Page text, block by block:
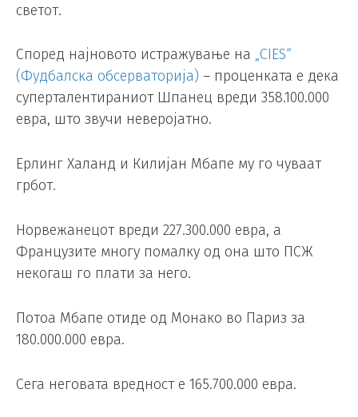
светот.
Според најновото истражување на „CIES“
(Фудбалска обсерваторија) – проценката е дека
суперталентираниот Шпанец вреди 358.100.000
евра, што звучи неверојатно.
Ерлинг Халанд и Килијан Мбапе му го чуваат
грбот.
Норвежанецот вреди 227.300.000 евра, а
Французите многу помалку од она што ПСЖ
некогаш го плати за него.
Потоа Мбапе отиде од Монако во Париз за
180.000.000 евра.
Сега неговата вредност е 165.700.000 евра.